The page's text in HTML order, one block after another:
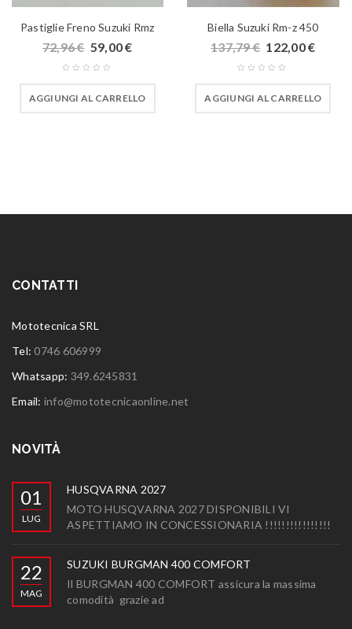
Pastiglie Freno Suzuki Rmz
72,96€ 59,00€
AGGIUNGI AL CARRELLO
Biella Suzuki Rm-z 450
137,79€ 122,00€
AGGIUNGI AL CARRELLO
CONTATTI
Mototecnica SRL
Tel:0746 606999
Whatsapp: 349.6245831
Email: info@mototecnicaonline.net
NOVITÀ
01
LUG
HUSQVARNA 2027
MOTO HUSQVARNA 2027 DISPONIBILI VI
ASPETTIAMO IN CONCESSIONARIA !!!!!!!!!!!!!!!!
22
MAG
SUZUKI BURGMAN 400 COMFORT
Il BURGMAN 400 COMFORT assicura la massima
comodità grazie ad